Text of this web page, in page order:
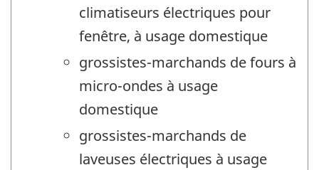
climatiseurs électriques pour
fenêtre, à usage domestique
grossistes-marchands de fours à
micro-ondes à usage
domestique
grossistes-marchands de
laveuses électriques à usage